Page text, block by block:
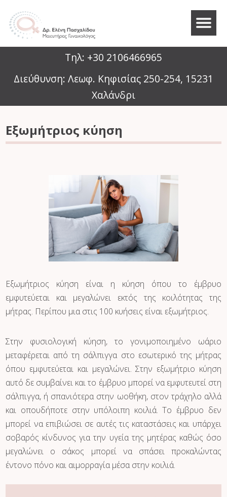
Τηλ: +30 2106466965
Διεύθυνση: Λεωφ. Κηφισίας 250-254, 15231
Χαλάνδρι
Εξωμήτριος κύηση
Εξωμήτριος κύηση είναι η κύηση όπου το έμβρυο
εμφυτεύεται και μεγαλώνει εκτός της κοιλότητας της
μήτρας. Περίπου μια στις 100 κυήσεις είναι εξωμήτριος.
Στην φυσιολογική κύηση, το γονιμοποιημένο ωάριο
μεταφέρεται από τη σάλπιγγα στο εσωτερικό της μήτρας
όπου εμφυτεύεται και μεγαλώνει. Στην εξωμήτριο κύηση
αυτό δε συμβαίνει και το έμβρυο μπορεί να εμφυτευτεί στη
σάλπιγγα, ή σπανιότερα στην ωοθήκη, στον τράχηλο αλλά
και οπουδήποτε στην υπόλοιπη κοιλιά. Το έμβρυο δεν
μπορεί να επιβιώσει σε αυτές τις καταστάσεις και υπάρχει
σοβαρός κίνδυνος για την υγεία της μητέρας καθώς όσο
μεγαλώνει ο σάκος μπορεί να σπάσει προκαλώντας
έντονο πόνο και αιμορραγία μέσα στην κοιλιά.